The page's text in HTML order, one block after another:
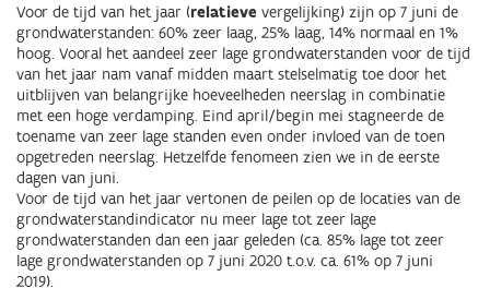
Voor de tijd van het jaar (relatieve vergelijking) zijn op 7 juni de
grondwaterstanden: 60% zeer laag, 25% laag, 14% normaal en 1%
hoog. Vooral het aandeel zeer lage grondwaterstanden voor de tijd
van het jaar nam vanaf midden maart stelselmatig toe door het
uitblijven van belangrijke hoeveelheden neerslag in combinatie
met een hoge verdamping. Eind april/begin mei stagneerde de
toename van zeer lage standen even onder invloed van de toen
opgetreden neerslag. Hetzelfde fenomeen zien we in de eerste
dagen van juni.
Voor de tijd van het jaar vertonen de peilen op de locaties van de
grondwaterstandindicator nu meer lage tot zeer lage
grondwaterstanden dan een jaar geleden (ca. 85% lage tot zeer
lage grondwaterstanden op 7 juni 2020 t.o.v. ca. 61% op 7 juni
2019).